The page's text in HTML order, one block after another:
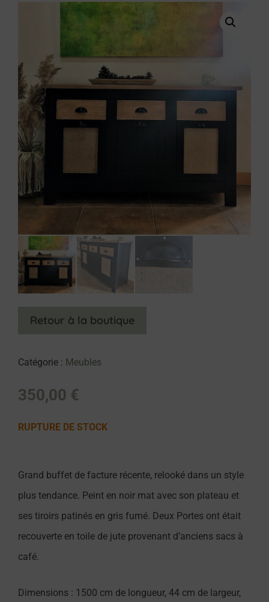
Retour à la boutique
Catégorie : Meubles
350,00 €
RUPTURE DE STOCK
Grand buffet de facture récente, relooké dans un style
plus tendance. Peint en noir mat avec son plateau et
ses tiroirs patinés en gris fumé. Deux Portes ont était
recouverte en toile de jute provenant d’anciens sacs à
café.
Dimensions : 1500 cm de longueur, 44 cm de largeur,